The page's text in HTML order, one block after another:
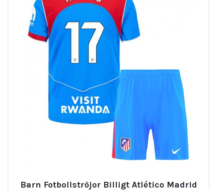
Barn Fotbollströjor Billigt Atlético Madrid